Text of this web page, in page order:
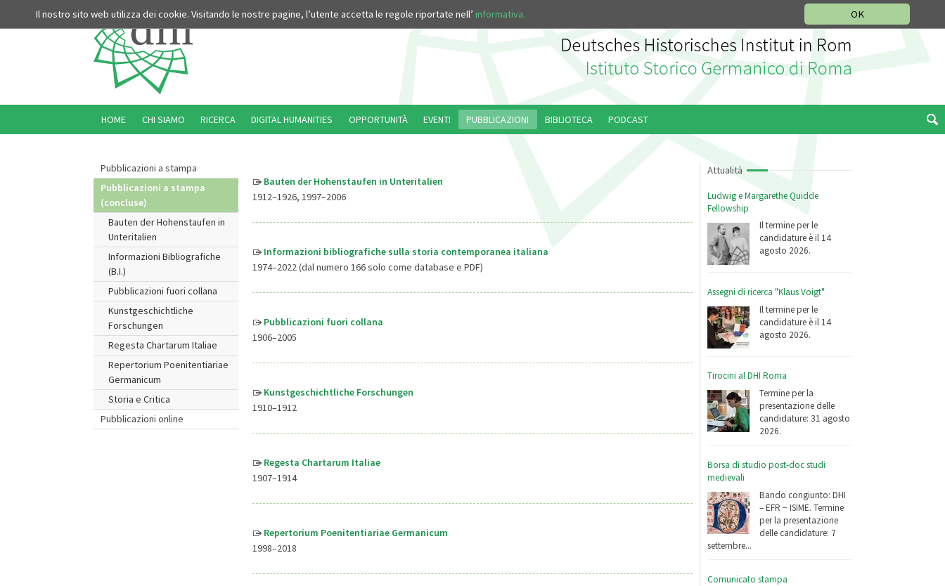
OK
Il nostro sito web utilizza dei cookie. Visitando le nostre pagine, l’utente accetta le regole riportate nell’ informativa.
Pubblicazioni a stampa
Pubblicazioni a stampa
(concluse)
Bauten der Hohenstaufen in
Unteritalien
Informazioni Bibliografiche
(B.I.)
Pubblicazioni fuori collana
Kunstgeschichtliche
Forschungen
Regesta Chartarum Italiae
Repertorium Poenitentiariae
Germanicum
Storia e Critica
Pubblicazioni online
Attualità
Ludwig e Margarethe Quidde
Fellowship
Il termine per le
candidature è il 14
agosto 2026.
Assegni di ricerca "Klaus Voigt"
Il termine per le
candidature è il 14
agosto 2026.
Tirocini al DHI Roma
Termine per la
presentazione delle
candidature: 31 agosto
2026.
Borsa di studio post-doc studi
medievali
Bando congiunto: DHI
– EFR − ISIME. Termine
per la presentazione
delle candidature: 7
settembre...
Comunicato stampa
Bauten der Hohenstaufen in Unteritalien
1912–1926, 1997–2006
Informazioni bibliografiche sulla storia contemporanea italiana
1974–2022 (dal numero 166 solo come database e PDF)
Pubblicazioni fuori collana
1906–2005
Kunstgeschichtliche Forschungen
1910–1912
Regesta Chartarum Italiae
1907–1914
Repertorium Poenitentiariae Germanicum
1998–2018
HOME CHI SIAMO RICERCA DIGITAL HUMANITIES OPPORTUNITÀ EVENTI PUBBLICAZIONI BIBLIOTECA PODCAST